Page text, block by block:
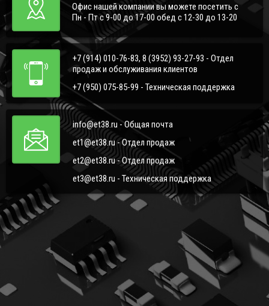
Офис нашей компании вы можете посетить с
Пн - Пт с 9-00 до 17-00 обед с 12-30 до 13-20
+7 (914) 010-76-83, 8 (3952) 93-27-93 - Отдел
продаж и обслуживания клиентов
+7 (950) 075-85-99 - Техническая поддержка
info@et38.ru - Общая почта
et1@et38.ru - Отдел продаж
et2@et38.ru - Отдел продаж
et3@et38.ru - Техническая поддержка